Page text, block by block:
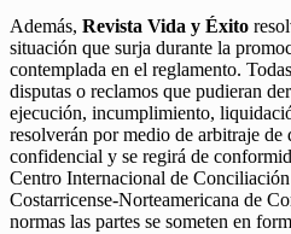
Además, Revista Vida y Éxito
situación que surja durante la
contemplada en el reglamento.
disputas o reclamos que pudieran
ejecución, incumplimiento,
resolverán por medio de arbitraje de
confidencial y se regirá de
Centro Internacional de
Costarricense-Norteamericana de
normas las partes se someten en